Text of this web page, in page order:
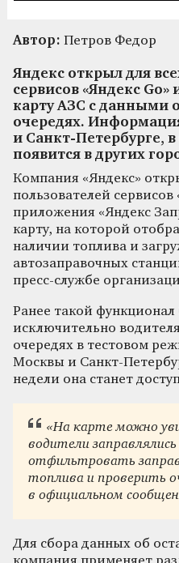
Автор: Петров Федор
Яндекс открыл для
сервисов «Яндекс Go»
карту АЗС с данными
очередях.
и Санкт-Петербурге,
появится в других
Компания «Яндекс»
пользователей сервисов
приложения «Яндекс
карту, на которой
наличии топлива и
автозаправочных
пресс-службе
Ранее такой функционал
исключительно
очередях в тестовом
Москвы и Санкт-
недели она станет
«На карте можно
водители
отфильтровать
топлива и проверить
в официальном
Для сбора данных об